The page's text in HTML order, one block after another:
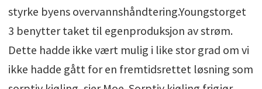
styrke byens overvannshåndtering.Youngstorget
3 benytter taket til egenproduksjon av strøm.
Dette hadde ikke vært mulig i like stor grad om vi
ikke hadde gått for en fremtidsrettet løsning som